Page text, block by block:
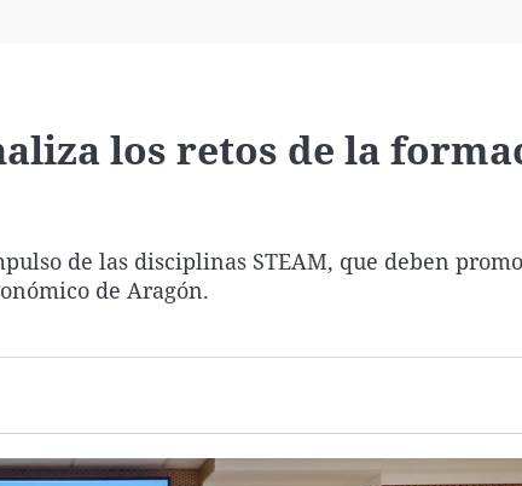
los retos de la
de las disciplinas STEAM, que deben
de Aragón.